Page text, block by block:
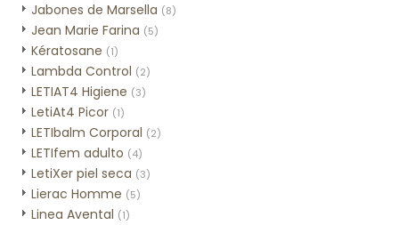
Jabones de Marsella (8)
Jean Marie Farina (5)
Kératosane (1)
Lambda Control (2)
LETIAT4 Higiene (3)
LetiAt4 Picor (1)
LETIbalm Corporal (2)
LETIfem adulto (4)
LetiXer piel seca (3)
Lierac Homme (5)
Linea Avental (1)